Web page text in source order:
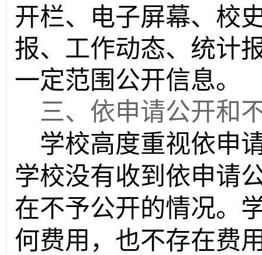
开栏、电子屏幕、校
报、工作动态、统计
一定范围公开信息。
三、依申请公开和
学校高度重视依申
学校没有收到依申请
在不予公开的情况。
何费用，也不存在费